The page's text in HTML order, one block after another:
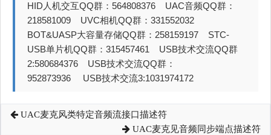
HID人机交互QQ群：564808376 UAC音频QQ群：
218581009 UVC相机QQ群：331552032
BOT&UASP大容量存储QQ群：258159197 STC-
USB单片机QQ群：315457461 USB技术交流QQ群
2:580684376 USB技术交流QQ群：
952873936 USB技术交流3:1031974172
UAC麦克风类特定音频流接口描述符
UAC麦克见音频同步端点描述符